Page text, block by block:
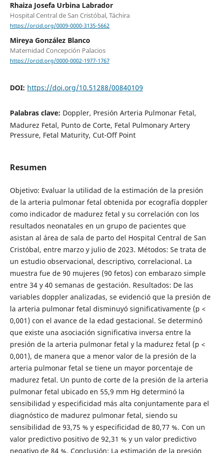
Rhaiza Josefa Urbina Labrador
Hospital Central de San Cristóbal, Táchira
https://orcid.org/0009-0000-3135-5662
Mireya González Blanco
Maternidad Concepción Palacios
https://orcid.org/0000-0002-1977-1767
DOI: https://doi.org/10.51288/00840109
Palabras clave: Doppler, Presión Arteria Pulmonar Fetal,
Madurez Fetal, Punto de Corte, Fetal Pulmonary Artery
Pressure, Fetal Maturity, Cut-Off Point
Resumen
Objetivo: Evaluar la utilidad de la estimación de la presión
de la arteria pulmonar fetal obtenida por ecografía doppler
como indicador de madurez fetal y su correlación con los
resultados neonatales en un grupo de pacientes que
asistan al área de sala de parto del Hospital Central de San
Cristóbal, entre marzo y julio de 2023. Métodos: Se trata de
un estudio observacional, descriptivo, correlacional. La
muestra fue de 90 mujeres (90 fetos) con embarazo simple
entre 34 y 40 semanas de gestación. Resultados: De las
variables doppler analizadas, se evidenció que la presión de
la arteria pulmonar fetal disminuyó significativamente (p <
0,001) con el avance de la edad gestacional. Se determinó
que existe una asociación significativa inversa entre la
presión de la arteria pulmonar fetal y la madurez fetal (p <
0,001), de manera que a menor valor de la presión de la
arteria pulmonar fetal se tiene un mayor porcentaje de
madurez fetal. Un punto de corte de la presión de la arteria
pulmonar fetal ubicado en 55,9 mm Hg determinó la
sensibilidad y especificidad más alta conjuntamente para el
diagnóstico de madurez pulmonar fetal, siendo su
sensibilidad de 93,75 % y especificidad de 80,77 %. Con un
valor predictivo positivo de 92,31 % y un valor predictivo
negativo de 84 %. Conclusión: La estimación de la presión